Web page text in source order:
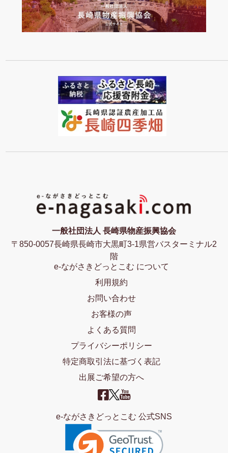
一般社団法人 長崎県物産振興協会
〒850-0057長崎県長崎市大黒町3-1県営バスターミナル2
階
e-ながさきどっとこむ について
利用規約
お問い合わせ
お客様の声
よくある質問
プライバシーポリシー
特定商取引法に基づく表記
出展ご希望の方へ
e-ながさきどっとこむ 公式SNS